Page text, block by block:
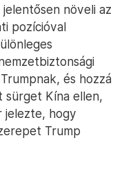
beszédében
esély van rá,
ha nem
diplomáciai vagy
nagy